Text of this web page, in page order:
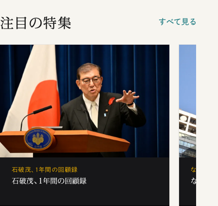
注目の特集 すべて見る
石破茂、1年間の回顧録
石破茂、1年間の回顧録
なぜ「フ
なぜ「